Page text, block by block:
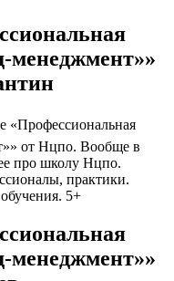
менеджмент»»
«Профессиональная
от Нцпо. Вообще в
про школу Нцпо.
практики.
5+
менеджмент»»